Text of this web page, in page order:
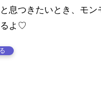
息つきたいとき、モン
よ♡